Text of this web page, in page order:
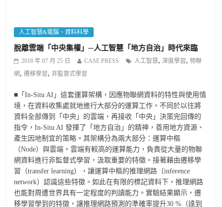
人工智慧&電腦、資料科學
脫離雲端「中央集權」─人工智慧「地方自治」時代來臨
2018 年 07 月 25 日 CASE PRESS 人工智慧,深度學習,物聯
網,遷移學習,非監督式學習
■「In-Situ AI」這套運算架構，因應物聯網資料的特性與使用情
境，在資料收集處就地進行大部分的運算工作。不同於以往將
資料全部傳到「中央」的雲端，再接收「中央」決策完回傳的
指令，In-Situ AI 發揮了「地方自治」的精神，善用地方資源、
產生因地制宜的策略。其架構分為兩大部分：運算中樞
（Node）與雲端。雲端有較高的運算能力，負責從大量的物聯
網資料進行非監督式學習，汲取重要的特徵。接著藉由遷移學
習（transfer learning），讓運算中樞的推理網路（inference
network）認識這些特徵。如此在有限的標記資料下，推理網路
也能對周遭世界具有一定程度的判讀能力。實驗結果顯示，遷
移學習學到的特徵，讓推理網路預測的準確率提升30 %（達到